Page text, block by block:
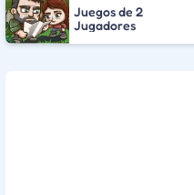
Juegos de 2
Jugadores